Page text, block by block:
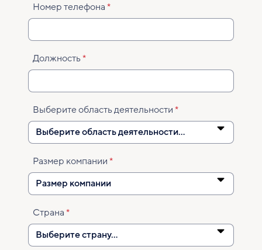
Номер телефона
Должность
Выберите область деятельности
Размер компании
Страна